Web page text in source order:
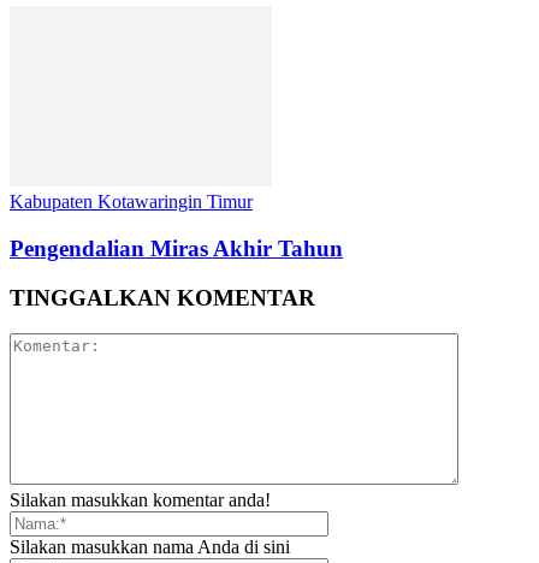
Kabupaten Kotawaringin Timur
Pengendalian Miras Akhir Tahun
TINGGALKAN KOMENTAR
Silakan masukkan komentar anda!
Silakan masukkan nama Anda di sini